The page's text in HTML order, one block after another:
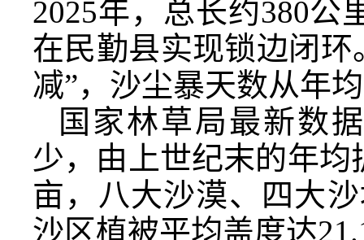
2025年，总长约380公
在民勤县实现锁边闭
减”，沙尘暴天数从年
国家林草局最新数
少，由上世纪末的年均
亩，八大沙漠、四大
沙区植被平均盖度达